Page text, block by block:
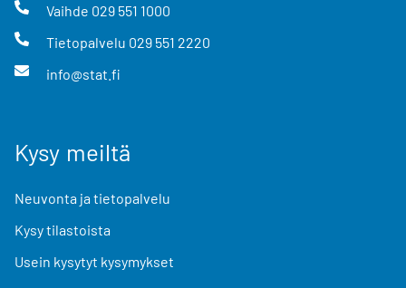
Vaihde 029 551 1000
Tietopalvelu 029 551 2220
info@stat.fi
Kysy meiltä
Neuvonta ja tietopalvelu
Kysy tilastoista
Usein kysytyt kysymykset